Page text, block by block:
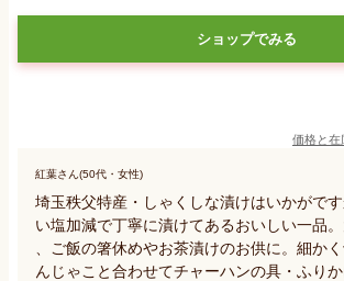
ショップでみる
価格と在
紅葉さん(50代・女性)
埼玉秩父特産・しゃくしな漬けはいかがで
い塩加減で丁寧に漬けてあるおいしい一品
、ご飯の箸休めやお茶漬けのお供に。細か
んじゃこと合わせてチャーハンの具・ふり